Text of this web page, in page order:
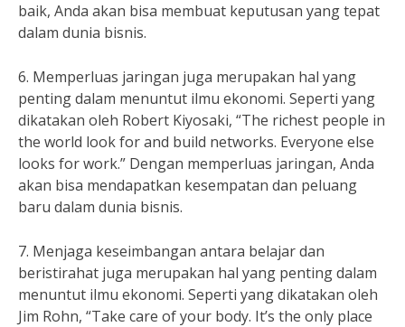
baik, Anda akan bisa membuat keputusan yang tepat
dalam dunia bisnis.
6. Memperluas jaringan juga merupakan hal yang
penting dalam menuntut ilmu ekonomi. Seperti yang
dikatakan oleh Robert Kiyosaki, “The richest people in
the world look for and build networks. Everyone else
looks for work.” Dengan memperluas jaringan, Anda
akan bisa mendapatkan kesempatan dan peluang
baru dalam dunia bisnis.
7. Menjaga keseimbangan antara belajar dan
beristirahat juga merupakan hal yang penting dalam
menuntut ilmu ekonomi. Seperti yang dikatakan oleh
Jim Rohn, “Take care of your body. It’s the only place